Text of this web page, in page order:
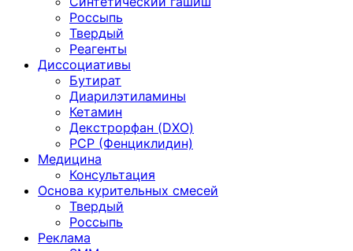
Россыпь
Твердый
Реагенты
Диссоциативы
Бутират
Диарилэтиламины
Кетамин
Декстрорфан (DXO)
PCP (Фенциклидин)
Медицина
Консультация
Основа курительных смесей
Твердый
Россыпь
Реклама